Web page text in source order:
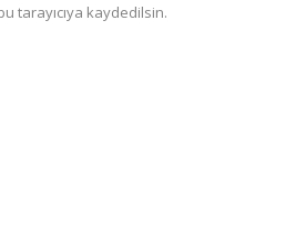
tarayıcıya kaydedilsin.